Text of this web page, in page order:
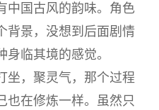
中国古风的韵味。角色
背景，没想到后面剧情
临其境的感觉。
坐，聚灵气，那个过程
也在修炼一样。虽然只